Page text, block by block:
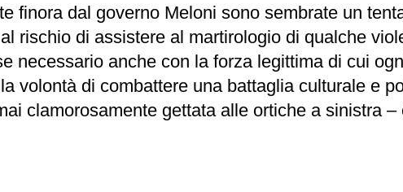
finora dal governo Meloni sono sembrate un
rischio di assistere al martirologio di qualche
necessario anche con la forza legittima di cui
volontà di combattere una battaglia culturale e
clamorosamente gettata alle ortiche a sinistra